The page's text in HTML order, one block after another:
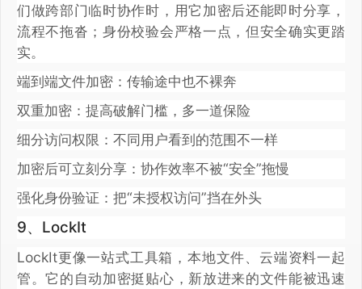
们做跨部门临时协作时，用它加密后还能即时分享，
流程不拖沓；身份校验会严格一点，但安全确实更踏
实。
端到端文件加密：传输途中也不裸奔
双重加密：提高破解门槛，多一道保险
细分访问权限：不同用户看到的范围不一样
加密后可立刻分享：协作效率不被“安全”拖慢
强化身份验证：把“未授权访问”挡在外头
9、LockIt
LockIt更像一站式工具箱，本地文件、云端资料一起
管。它的自动加密挺贴心，新放进来的文件能被迅速